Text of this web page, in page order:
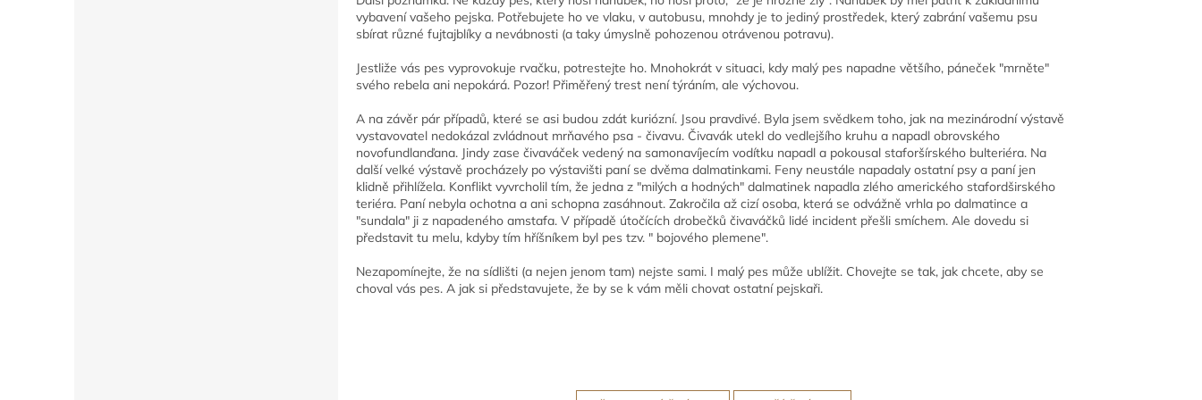
vybavení vašeho pejska. Potřebujete ho ve vlaku, v autobusu, mnohdy je to jediný prostředek, který zabrání vašemu psu
sbírat různé fujtajblíky a nevábnosti (a taky úmyslně pohozenou otrávenou potravu).
Jestliže vás pes vyprovokuje rvačku, potrestejte ho. Mnohokrát v situaci, kdy malý pes napadne většího, páneček "mrněte"
svého rebela ani nepokárá. Pozor! Přiměřený trest není týráním, ale výchovou.
A na závěr pár případů, které se asi budou zdát kuriózní. Jsou pravdivé. Byla jsem svědkem toho, jak na mezinárodní výstavě
vystavovatel nedokázal zvládnout mrňavého psa - čivavu. Čivavák utekl do vedlejšího kruhu a napadl obrovského
novofundlanďana. Jindy zase čivaváček vedený na samonavíjecím vodítku napadl a pokousal staforšírského bulteriéra. Na
další velké výstavě procházely po výstavišti paní se dvěma dalmatinkami. Feny neustále napadaly ostatní psy a paní jen
klidně přihlížela. Konflikt vyvrcholil tím, že jedna z "milých a hodných" dalmatinek napadla zlého amerického stafordširského
teriéra. Paní nebyla ochotna a ani schopna zasáhnout. Zakročila až cizí osoba, která se odvážně vrhla po dalmatince a
"sundala" ji z napadeného amstafa. V případě útočících drobečků čivaváčků lidé incident přešli smíchem. Ale dovedu si
představit tu melu, kdyby tím hříšníkem byl pes tzv. " bojového plemene".
Nezapomínejte, že na sídlišti (a nejen jenom tam) nejste sami. I malý pes může ublížit. Chovejte se tak, jak chcete, aby se
choval vás pes. A jak si představujete, že by se k vám měli chovat ostatní pejskaři.